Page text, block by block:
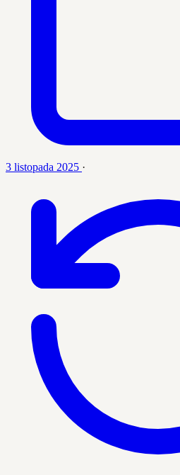
3 listopada 2025 ·